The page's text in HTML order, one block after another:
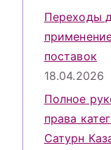
Переходы
поставок
18.04.2026
Полное
права
Сатурн